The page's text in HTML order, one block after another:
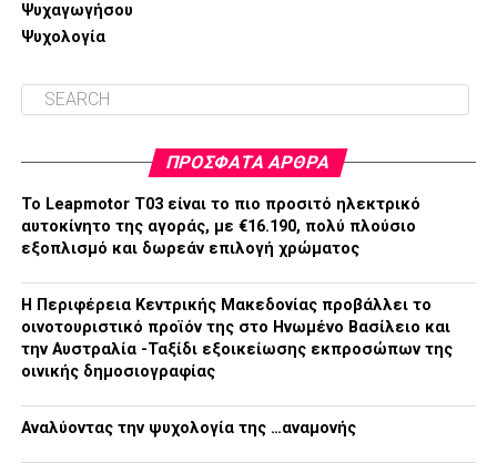
Ψυχαγωγήσου
Ψυχολογία
ΠΡΌΣΦΑΤΑ ΆΡΘΡΑ
Το Leapmotor T03 είναι το πιο προσιτό ηλεκτρικό
αυτοκίνητο της αγοράς, με €16.190, πολύ πλούσιο
εξοπλισμό και δωρεάν επιλογή χρώματος
H Περιφέρεια Κεντρικής Μακεδονίας προβάλλει το
οινοτουριστικό προϊόν της στο Ηνωμένο Βασίλειο και
την Αυστραλία -Ταξίδι εξοικείωσης εκπροσώπων της
οινικής δημοσιογραφίας
Αναλύοντας την ψυχολογία της …αναμονής